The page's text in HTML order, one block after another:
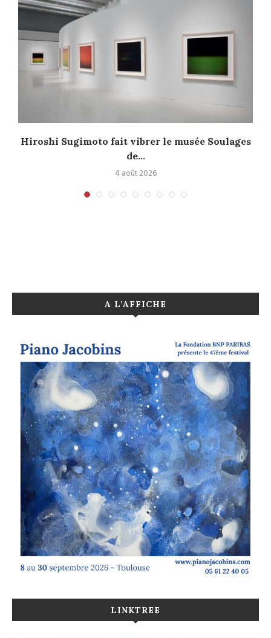
Hiroshi Sugimoto fait vibrer le musée Soulages
de...
4 août 2026
A L’AFFICHE
LINKTREE